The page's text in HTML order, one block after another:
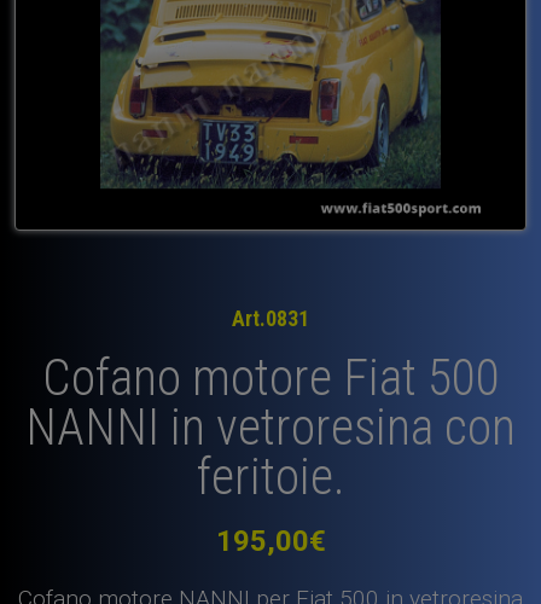
Art.0831
Cofano motore Fiat 500
NANNI in vetroresina con
feritoie.
195,00€
Cofano motore NANNI per Fiat 500 in vetroresina